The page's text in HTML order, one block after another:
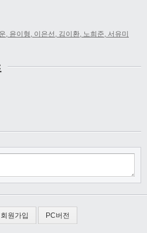
, 윤이형, 이은선, 김이환, 노희준, 서유미
회원가입 PC버전